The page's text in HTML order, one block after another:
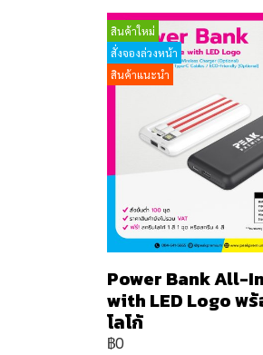
สินค้าใหม่
สั่งจองล่วงหน้า
สินค้าแนะนำ
Power Bank All-
with LED Logo พ
โลโก้
฿0